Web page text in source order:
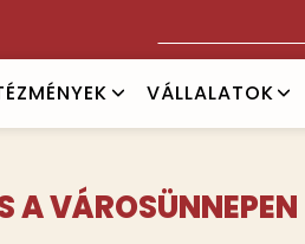
VÁLLALATOK
A VÁROSÜNNEPEN